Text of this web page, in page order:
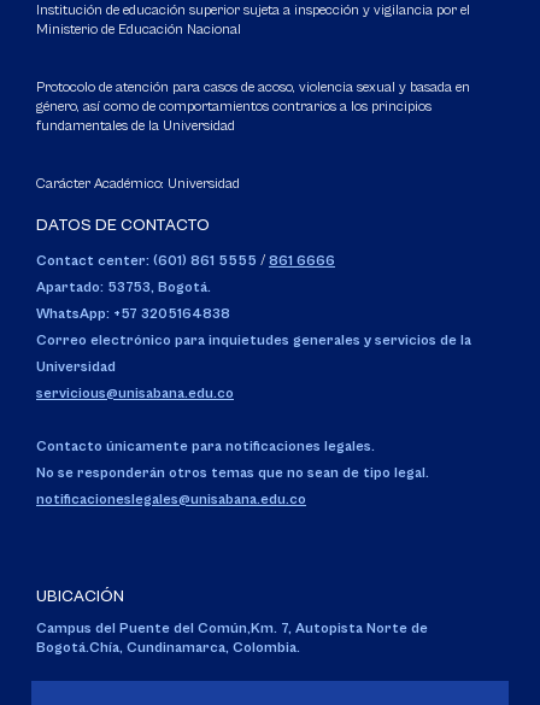
Institución de educación superior sujeta a inspección y vigilancia por el
Ministerio de Educación Nacional
Protocolo de atención para casos de acoso, violencia sexual y basada en
género, así como de comportamientos contrarios a los principios
fundamentales de la Universidad
Carácter Académico: Universidad
DATOS DE CONTACTO
Contact center: (601) 861 5555 / 861 6666
Apartado: 53753, Bogotá.
WhatsApp: +57 3205164838
Correo electrónico para inquietudes generales y servicios de la
Universidad
servicious@unisabana.edu.co
Contacto únicamente para notificaciones legales.
No se responderán otros temas que no sean de tipo legal.
notificacioneslegales@unisabana.edu.co
UBICACIÓN
Campus del Puente del Común,Km. 7, Autopista Norte de
Bogotá.Chía, Cundinamarca, Colombia.